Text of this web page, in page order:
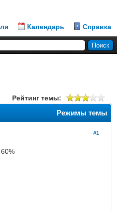
Календарь Справка
Рейтинг темы:
Режимы темы
#1